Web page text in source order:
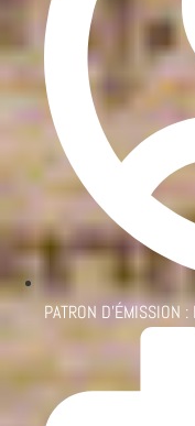
PATRON D'ÉMISSION :